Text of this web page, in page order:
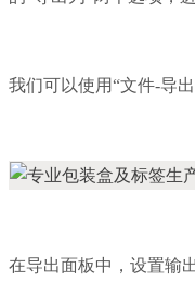
我们可以使用“文件-导出
在导出面板中，设置输